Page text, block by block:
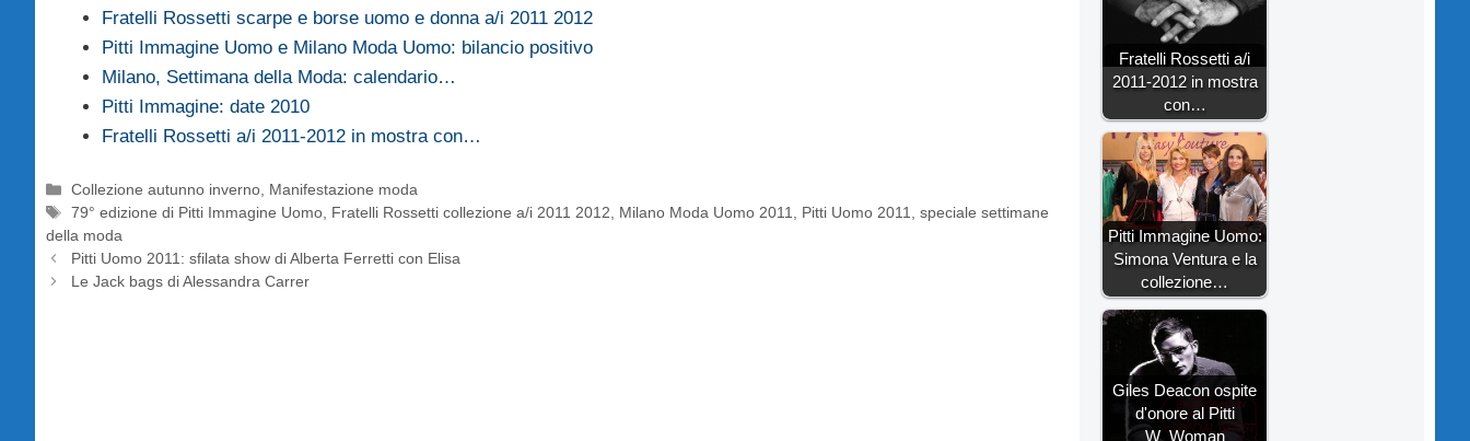
Fratelli Rossetti scarpe e borse uomo e donna a/i 2011 2012
Pitti Immagine Uomo e Milano Moda Uomo: bilancio positivo
Milano, Settimana della Moda: calendario…
Pitti Immagine: date 2010
Fratelli Rossetti a/i 2011-2012 in mostra con…
Categorie
Collezione autunno inverno, Manifestazione moda
Tag
79° edizione di Pitti Immagine Uomo, Fratelli Rossetti collezione a/i 2011 2012, Milano Moda Uomo 2011, Pitti Uomo 2011,speciale settimane
della moda
Pitti Uomo 2011: sfilata show di Alberta Ferretti con Elisa
Le Jack bags di Alessandra Carrer
Fratelli Rossetti a/i
2011-2012 in mostra
con…
Pitti Immagine Uomo:
Simona Ventura e la
collezione…
Giles Deacon ospite
d'onore al Pitti
W_Woman